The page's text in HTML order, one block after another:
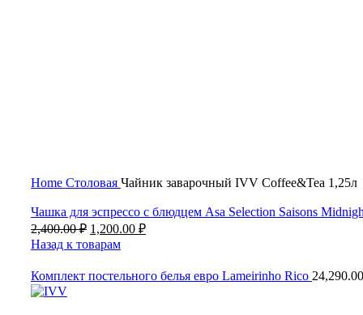
Home Столовая Чайник заварочный IVV Coffee&Tea 1,25л
Чашка для эспрессо с блюдцем Asa Selection Saisons
2,400.00₽ 1,200.00 ₽
Назад к товарам
Комплект постельного белья евро Lameirinho Rico